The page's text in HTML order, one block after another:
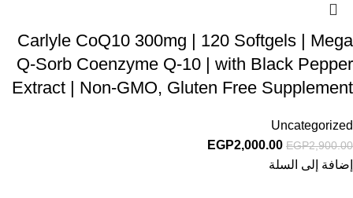
Carlyle CoQ10 300mg | 120 Softgels | Mega
Q-Sorb Coenzyme Q-10 | with Black Pepper
Extract | Non-GMO, Gluten Free Supplement
Uncategorized
EGP2,900.00
EGP2,000.00
إضافة إلى السلة